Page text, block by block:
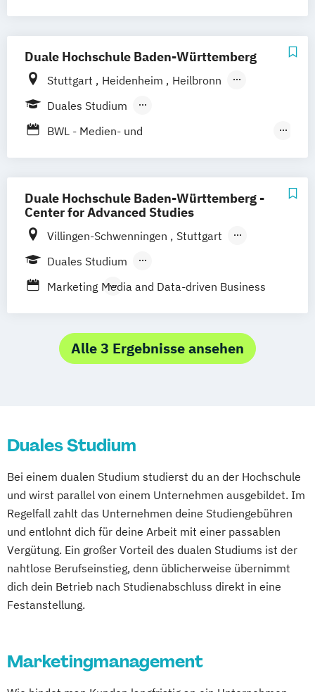
Marketing
Duale Hochschule Baden-Württemberg
Stuttgart Heidenheim
Heilbronn
Mannheim
Ravensburg
Duales Studium
Berufsbegleitendes Präsenzstudium
BWL - Medien- und
marketing
Business Management (Schwerpunkt
Marketing)
Medien und Marketing)
Duale Hochschule Baden-Württemberg -
Center for Advanced Studies
Villingen-Schwenningen
Stuttgart
Heilbronn
Bad Mergentheim
Lörrach Mannheim Mosbach
Ravensburg Horb am Neckar
Duales Studium
Berufsbegleitendes Präsenzstudium
Marketing Media and Data-driven Business
Alle 3 Ergebnisse ansehen
Duales Studium
Bei einem dualen Studium studierst du an der Hochschule
und wirst parallel von einem Unternehmen ausgebildet. Im
Regelfall zahlt das Unternehmen deine Studiengebühren
und entlohnt dich für deine Arbeit mit einer passablen
Vergütung. Ein großer Vorteil des dualen Studiums ist der
nahtlose Berufseinstieg, denn üblicherweise übernimmt
dich dein Betrieb nach Studienabschluss direkt in eine
Festanstellung.
Marketingmanagement